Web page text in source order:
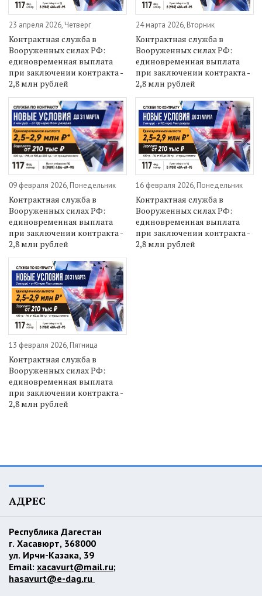
23 апреля 2026, Четверг
Контрактная служба в
Вооруженных силах РФ:
единовременная выплата
при заключении контракта -
2,8 млн рублей
24 марта 2026, Вторник
Контрактная служба в
Вооруженных силах РФ:
единовременная выплата
при заключении контракта -
2,8 млн рублей
09 февраля 2026, Понедельник
Контрактная служба в
Вооруженных силах РФ:
единовременная выплата
при заключении контракта -
2,8 млн рублей
16 февраля 2026, Понедельник
Контрактная служба в
Вооруженных силах РФ:
единовременная выплата
при заключении контракта -
2,8 млн рублей
13 февраля 2026, Пятница
Контрактная служба в
Вооруженных силах РФ:
единовременная выплата
при заключении контракта -
2,8 млн рублей
АДРЕС
Республика Дагестан
г. Хасавюрт, 368000
ул. Ирчи-Казака, 39
Email: xacavurt@mail.ru;
hasavurt@e-dag.ru